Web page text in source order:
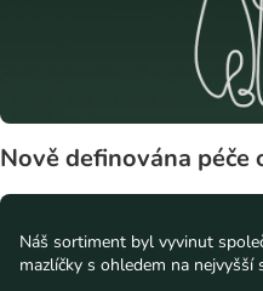
Nově definována péče
Náš sortiment byl vyvinut
mazlíčky s ohledem na nejvyšší